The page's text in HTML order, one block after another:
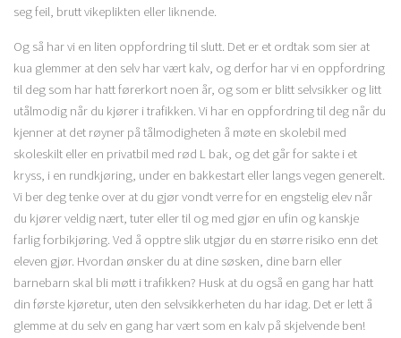
seg feil, brutt vikeplikten eller liknende.
Og så har vi en liten oppfordring til slutt. Det er et ordtak som sier at
kua glemmer at den selv har vært kalv, og derfor har vi en oppfordring
til deg som har hatt førerkort noen år, og som er blitt selvsikker og litt
utålmodig når du kjører i trafikken. Vi har en oppfordring til deg når du
kjenner at det røyner på tålmodigheten å møte en skolebil med
skoleskilt eller en privatbil med rød L bak, og det går for sakte i et
kryss, i en rundkjøring, under en bakkestart eller langs vegen generelt.
Vi ber deg tenke over at du gjør vondt verre for en engstelig elev når
du kjører veldig nært, tuter eller til og med gjør en ufin og kanskje
farlig forbikjøring. Ved å opptre slik utgjør du en større risiko enn det
eleven gjør. Hvordan ønsker du at dine søsken, dine barn eller
barnebarn skal bli møtt i trafikken? Husk at du også en gang har hatt
din første kjøretur, uten den selvsikkerheten du har idag. Det er lett å
glemme at du selv en gang har vært som en kalv på skjelvende ben!